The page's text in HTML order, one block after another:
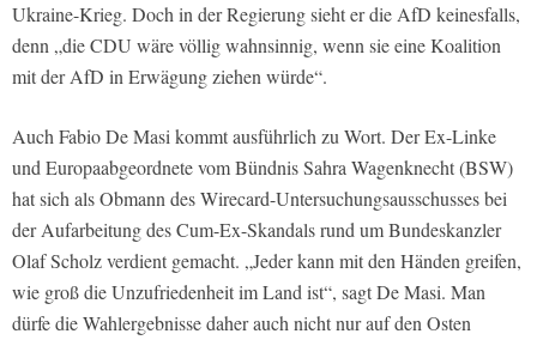
Ukraine-Krieg. Doch in der Regierung sieht er die AfD keinesfalls,
denn „die CDU wäre völlig wahnsinnig, wenn sie eine Koalition
mit der AfD in Erwägung ziehen würde“.
Auch Fabio De Masi kommt ausführlich zu Wort. Der Ex-Linke
und Europaabgeordnete vom Bündnis Sahra Wagenknecht (BSW)
hat sich als Obmann des Wirecard-Untersuchungsausschusses bei
der Aufarbeitung des Cum-Ex-Skandals rund um Bundeskanzler
Olaf Scholz verdient gemacht. „Jeder kann mit den Händen greifen,
wie groß die Unzufriedenheit im Land ist“, sagt De Masi. Man
dürfe die Wahlergebnisse daher auch nicht nur auf den Osten